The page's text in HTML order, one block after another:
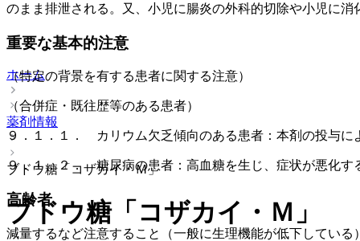
のまま排泄される。又、小児に腸炎の外科的切除や小児に
重要な基本的注意
（特定の背景を有する患者に関する注意）
（合併症・既往歴等のある患者）
９．１．１． カリウム欠乏傾向のある患者：本剤の投与
９．１．２． 糖尿病の患者：高血糖を生じ、症状が悪化す
高齢者
減量するなど注意すること（一般に生理機能が低下している
ホーム
薬剤情報
ブドウ糖「コザカイ・Ｍ」
ブドウ糖「コザカイ・Ｍ」